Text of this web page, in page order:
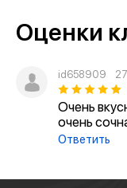
Оценки
id658909
Очень
очень
Ответить